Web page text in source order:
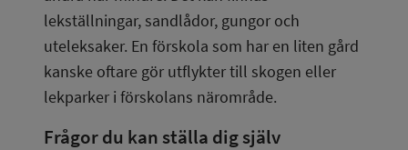
lekställningar, sandlådor, gungor och
uteleksaker. En förskola som har en liten gård
kanske oftare gör utflykter till skogen eller
lekparker i förskolans närområde.
Frågor du kan ställa dig själv